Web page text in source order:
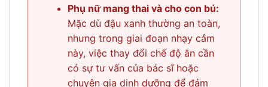
Phụ nữ mang thai và cho con bú:
Mặc dù đậu xanh thường an toàn,
nhưng trong giai đoạn nhạy cảm
này, việc thay đổi chế độ ăn cần
có sự tư vấn của bác sĩ hoặc
chuyên gia dinh dưỡng để đảm